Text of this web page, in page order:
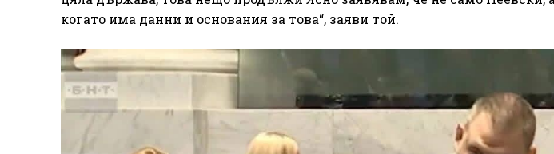
когато има данни и основания за това“, заяви той.